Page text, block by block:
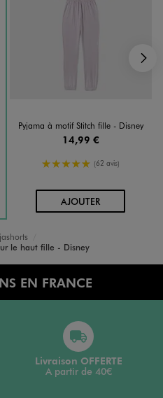
Pyjama à motif Stitch fille - Disney
14,99 €
5/5 de moyenne
(62 avis)
AJOUTERAU PANIER
le haut fille - Disney
EN FRANCE
Livraison OFFERTE
A partir de 40€